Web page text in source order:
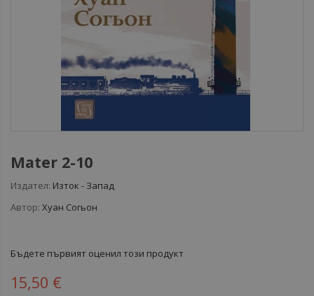
Mater 2-10
Издател: Изток - Запад
Автор: Хуан Согьон
Бъдете първият оценил този продукт
15,50 €